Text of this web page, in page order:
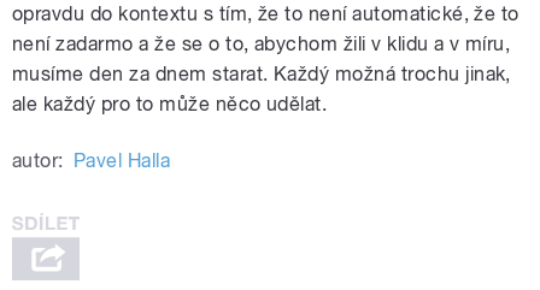
opravdu do kontextu s tím, že to není automatické, že to
není zadarmo a že se o to, abychom žili v klidu a v míru,
musíme den za dnem starat. Každý možná trochu jinak,
ale každý pro to může něco udělat.
autor: Pavel Halla